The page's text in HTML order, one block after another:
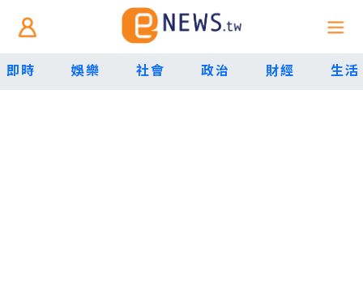
即時 娛樂 社會 政治 財經 生活